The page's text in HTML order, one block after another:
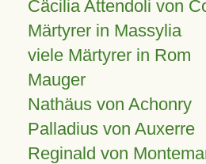
Cäcilia Attendoli von
Märtyrer in Massylia
viele Märtyrer in Rom
Mauger
Nathäus von Achonry
Palladius von Auxerre
Reginald von